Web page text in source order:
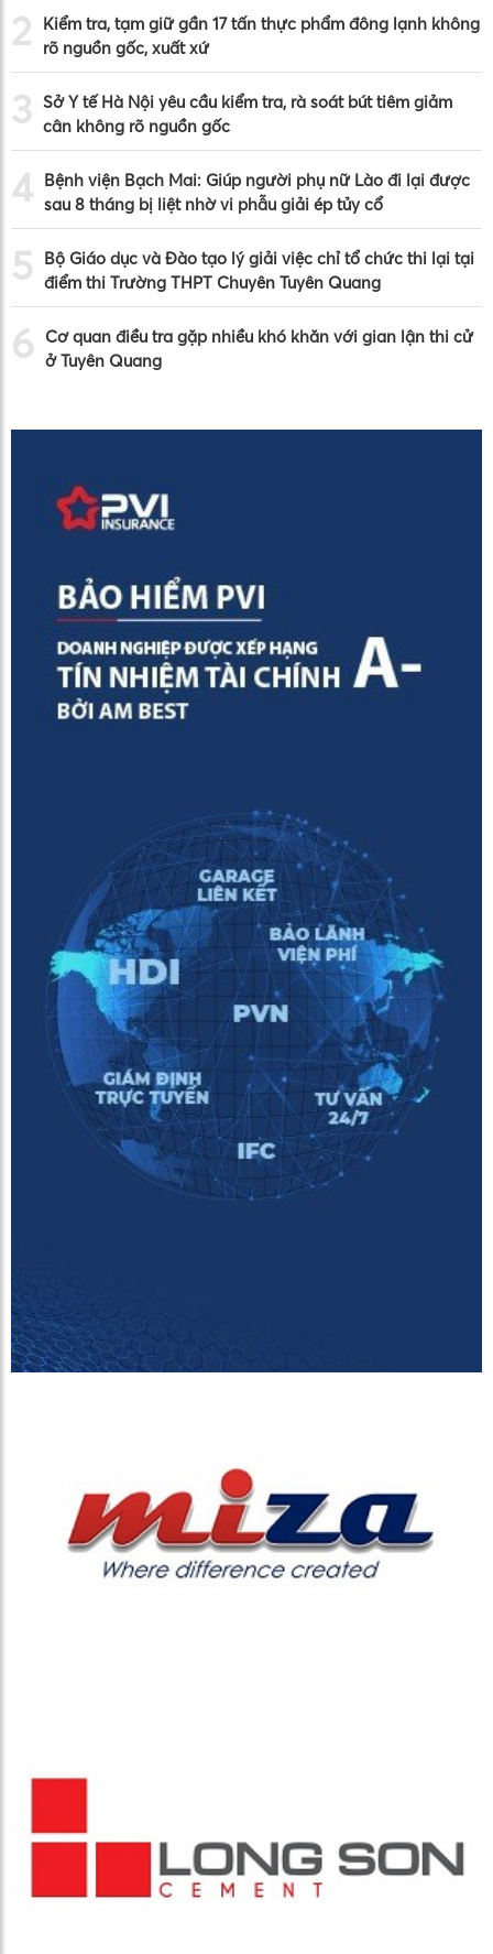
2
Kiểm tra, tạm giữ gần 17 tấn thực phẩm đông lạnh không
rõ nguồn gốc, xuất xứ
3 Sở Y tế Hà Nội yêu cầu kiểm tra, rà soát bút tiêm giảm
cân không rõ nguồn gốc
4 Bệnh viện Bạch Mai: Giúp người phụ nữ Lào đi lại được
sau 8 tháng bị liệt nhờ vi phẫu giải ép tủy cổ
5
Bộ Giáo dục và Đào tạo lý giải việc chỉ tổ chức thi lại tại
điểm thi Trường THPT Chuyên Tuyên Quang
6
Cơ quan điều tra gặp nhiều khó khăn với gian lận thi cử
ở Tuyên Quang